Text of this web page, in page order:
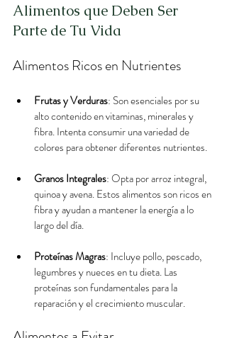
Alimentos que Deben Ser
Parte de Tu Vida
Alimentos Ricos en Nutrientes
Frutas y Verduras: Son esenciales por su
alto contenido en vitaminas, minerales y
fibra. Intenta consumir una variedad de
colores para obtener diferentes nutrientes.
Granos Integrales: Opta por arroz integral,
quinoa y avena. Estos alimentos son ricos en
fibra y ayudan a mantener la energía a lo
largo del día.
Proteínas Magras: Incluye pollo, pescado,
legumbres y nueces en tu dieta. Las
proteínas son fundamentales para la
reparación y el crecimiento muscular.